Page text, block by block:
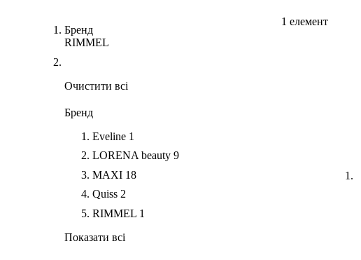
1 елемент
Бренд
RIMMEL
Очистити всі
Бренд
Eveline 1
LORENA beauty 9
MAXI 18
Quiss 2
RIMMEL 1
Показати всі